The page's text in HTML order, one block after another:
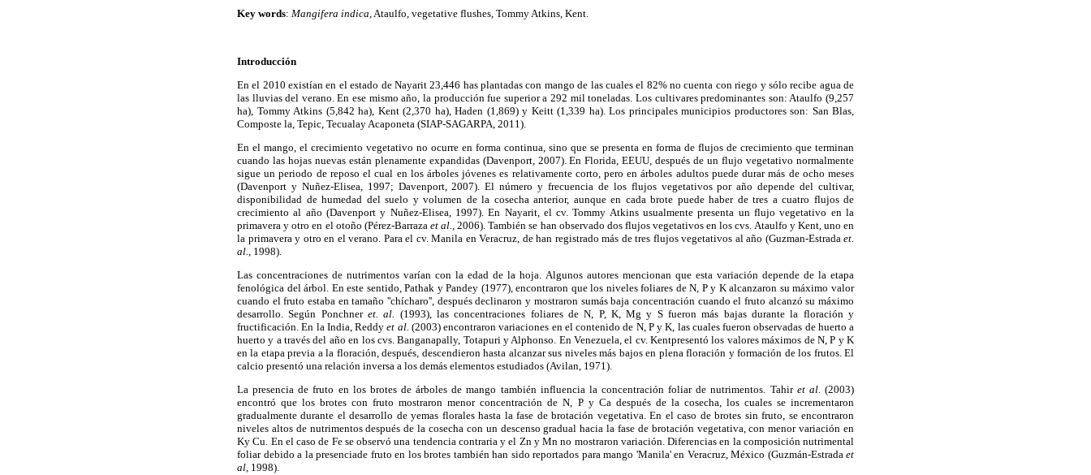
Key words: Mangifera indica,Ataulfo, vegetative flushes, Tommy Atkins, Kent.
Introducción
En el 2010 existían en el estado de Nayarit 23,446 has plantadas con mango de las cuales el 82% no cuenta con riego y sólo recibe agua de
las lluvias del verano. En ese mismo año, la producción fue superior a 292 mil toneladas. Los cultivares predominantes son: Ataulfo (9,257
ha), Tommy Atkins (5,842 ha), Kent (2,370 ha), Haden (1,869) y Keitt (1,339 ha). Los principales municipios productores son: San Blas,
Composte la, Tepic, Tecualay Acaponeta (SIAP-SAGARPA, 2011).
En el mango, el crecimiento vegetativo no ocurre en forma continua, sino que se presenta en forma de flujos de crecimiento que terminan
cuando las hojas nuevas están plenamente expandidas (Davenport, 2007). En Florida, EEUU, después de un flujo vegetativo normalmente
sigue un periodo de reposo el cual en los árboles jóvenes es relativamente corto, pero en árboles adultos puede durar más de ocho meses
(Davenport y Nuñez-Elisea, 1997; Davenport, 2007). El número y frecuencia de los flujos vegetativos por año depende del cultivar,
disponibilidad de humedad del suelo y volumen de la cosecha anterior, aunque en cada brote puede haber de tres a cuatro flujos de
crecimiento al año (Davenport y Nuñez-Elisea, 1997). En Nayarit, el cv. Tommy Atkins usualmente presenta un flujo vegetativo en la
primavera y otro en el otoño (Pérez-Barraza et al., 2006). También se han observado dos flujos vegetativos en los cvs. Ataulfo y Kent, uno en
la primavera y otro en el verano. Para el cv. Manila en Veracruz, de han registrado más de tres flujos vegetativos al año (Guzman-Estrada et.
al., 1998).
Las concentraciones de nutrimentos varían con la edad de la hoja. Algunos autores mencionan que esta variación depende de la etapa
fenológica del árbol. En este sentido, Pathak y Pandey (1977), encontraron que los niveles foliares de N, P y K alcanzaron su máximo valor
cuando el fruto estaba en tamaño ''chícharo'', después declinaron y mostraron sumás baja concentración cuando el fruto alcanzó su máximo
desarrollo. Según Ponchner et. al. (1993), las concentraciones foliares de N, P, K, Mg y S fueron más bajas durante la floración y
fructificación. En la India, Reddyet al. (2003) encontraron variaciones en el contenido de N, P y K, las cuales fueron observadas de huerto a
huerto y a través del año en los cvs. Banganapally, Totapuri y Alphonso. En Venezuela, el cv. Kentpresentó los valores máximos de N, P y K
en la etapa previa a la floración, después, descendieron hasta alcanzar sus niveles más bajos en plena floración y formación de los frutos. El
calcio presentó una relación inversa a los demás elementos estudiados (Avilan, 1971).
La presencia de fruto en los brotes de árboles de mango también influencia la concentración foliar de nutrimentos. Tahir et al. (2003)
encontró que los brotes con fruto mostraron menor concentración de N, P y Ca después de la cosecha, los cuales se incrementaron
gradualmente durante el desarrollo de yemas florales hasta la fase de brotación vegetativa. En el caso de brotes sin fruto, se encontraron
niveles altos de nutrimentos después de la cosecha con un descenso gradual hacia la fase de brotación vegetativa, con menor variación en
Ky Cu. En el caso de Fe se observó una tendencia contraria y el Zn y Mn no mostraron variación. Diferencias en la composición nutrimental
foliar debido a la presenciade fruto en los brotes también han sido reportados para mango 'Manila' en Veracruz, México (Guzmán-Estrada et
al, 1998).